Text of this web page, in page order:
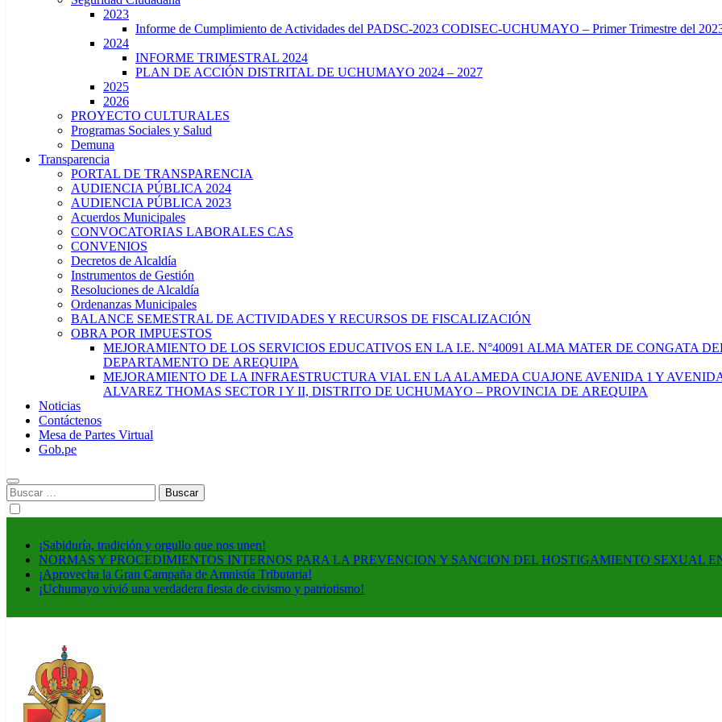
2023
Informe de Cumplimiento de Actividades del PADSC-2023 CODISEC-UCHUMAYO – Primer Trimestre del
2024
INFORME TRIMESTRAL 2024
PLAN DE ACCIÓN DISTRITAL DE UCHUMAYO 2024 – 2027
2025
2026
PROYECTO CULTURALES
Programas Sociales y Salud
Demuna
Transparencia
PORTAL DE TRANSPARENCIA
AUDIENCIA PÚBLICA 2024
AUDIENCIA PÚBLICA 2023
Acuerdos Municipales
CONVOCATORIAS LABORALES CAS
CONVENIOS
Decretos de Alcaldía
Instrumentos de Gestión
Resoluciones de Alcaldía
Ordenanzas Municipales
BALANCE SEMESTRAL DE ACTIVIDADES Y RECURSOS DE FISCALIZACIÓN
OBRA POR IMPUESTOS
MEJORAMIENTO DE LOS SERVICIOS EDUCATIVOS EN LA I.E. N°40091 ALMA MATER DE CONGATA
DEPARTAMENTO DE AREQUIPA
MEJORAMIENTO DE LA INFRAESTRUCTURA VIAL EN LA ALAMEDA CUAJONE AVENIDA 1 Y
ALVAREZ THOMAS SECTOR I Y II, DISTRITO DE UCHUMAYO – PROVINCIA DE AREQUIPA
Noticias
Contáctenos
Mesa de Partes Virtual
Gob.pe
Buscar:
¡Sabiduría, tradición y orgullo que nos unen!
NORMAS Y PROCEDIMIENTOS INTERNOS PARA LA PREVENCION Y SANCION DEL HOSTIGAMIENTO SEXUAL
¡Aprovecha la Gran Campaña de Amnistía Tributaria!
¡Uchumayo vivió una verdadera fiesta de civismo y patriotismo!